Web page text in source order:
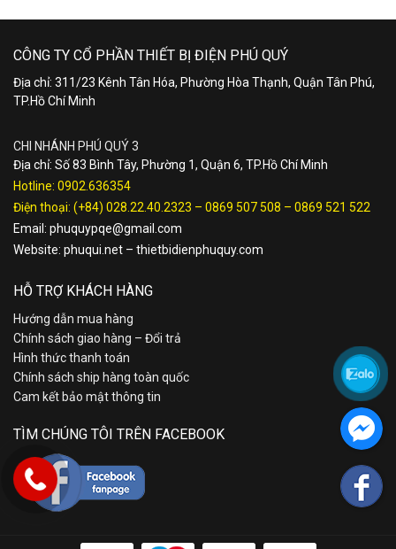
CÔNG TY CỔ PHẦN THIẾT BỊ ĐIỆN PHÚ QUÝ
Địa chỉ: 311/23 Kênh Tân Hóa, Phường Hòa Thạnh, Quận Tân Phú,
TP.Hồ Chí Minh
CHI NHÁNH PHÚ QUÝ 3
Địa chỉ: Số 83 Bình Tây, Phường 1, Quận 6, TP.Hồ Chí Minh
Hotline: 0902.636354
Điện thoại: (+84) 028.22.40.2323 – 0869 507 508 – 0869 521 522
Email: phuquypqe@gmail.com
Website: phuqui.net – thietbidienphuquy.com
HỖ TRỢ KHÁCH HÀNG
Hướng dẫn mua hàng
Chính sách giao hàng – Đổi trả
Hình thức thanh toán
Chính sách ship hàng toàn quốc
Cam kết bảo mật thông tin
TÌM CHÚNG TÔI TRÊN FACEBOOK